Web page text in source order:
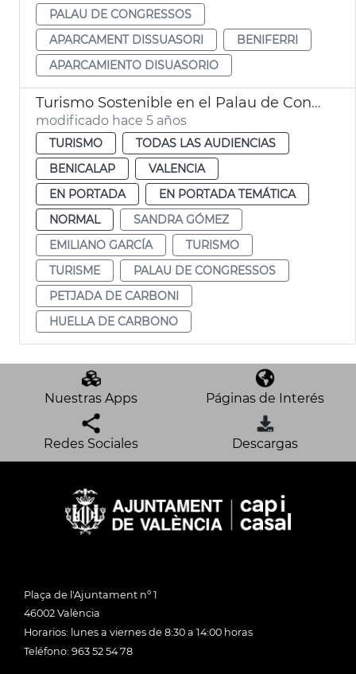
PALAU DE CONGRESSOS
APARCAMENT DISSUASORI
BENIFERRI
APARCAMIENTO DISUASORIO
Turismo Sostenible en el Palau de Congressos
modificado hace 5 años
TURISMO
TODAS LAS AUDIENCIAS
BENICALAP
VALENCIA
EN PORTADA
EN PORTADA TEMÁTICA
NORMAL
SANDRA GÓMEZ
EMILIANO GARCÍA
TURISMO
TURISME
PALAU DE CONGRESSOS
PETJADA DE CARBONI
HUELLA DE CARBONO
Nuestras Apps Páginas de Interés
Redes Sociales Descargas
Plaça de l'Ajuntament nº 1
46002 València
Horarios: lunes a viernes de 8:30 a 14:00 horas
Teléfono: 963 52 54 78